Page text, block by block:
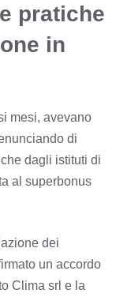
pratiche
in
mesi, avevano
di
dagli istituti di
al superbonus
dei
un accordo
Clima srl e la